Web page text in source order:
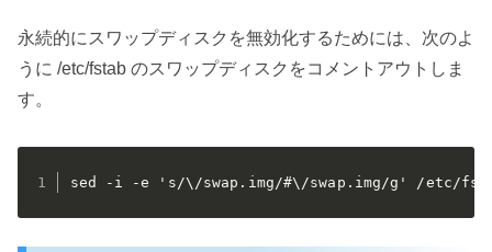
永続的にスワップディスクを無効化するためには、次のよ
うに /etc/fstab のスワップディスクをコメントアウトしま
す。
sed -i -e 's/\/swap.img/#\/swap.img/g' /etc/